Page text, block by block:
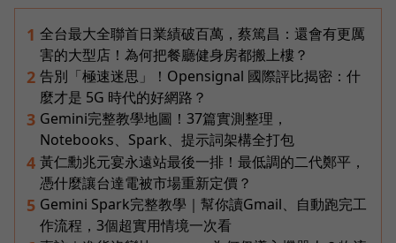
1 全台最大全聯首日業績破百萬，蔡篤昌：還會有更厲
害的大型店！為何把餐廳健身房都搬上樓？
2 告別「極速迷思」！Opensignal 國際評比揭密：什
麼才是 5G 時代的好網路？
3 Gemini完整教學地圖！37篇實測整理，
Notebooks、Spark、提示詞架構全打包
4 黃仁勳兆元宴永遠站最後一排！最低調的二代鄭平，
憑什麼讓台達電被市場重新定價？
5 Gemini Spark完整教學｜幫你讀Gmail、自動跑完工
作流程，3個超實用情境一次看